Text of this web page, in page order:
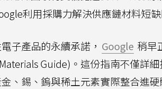
利用採購力解決供應鏈材料短缺
子產品的永續承諾， Google 稍早
Guide)。這份指南不僅詳
、錫、鎢與稀土元素實際整合進